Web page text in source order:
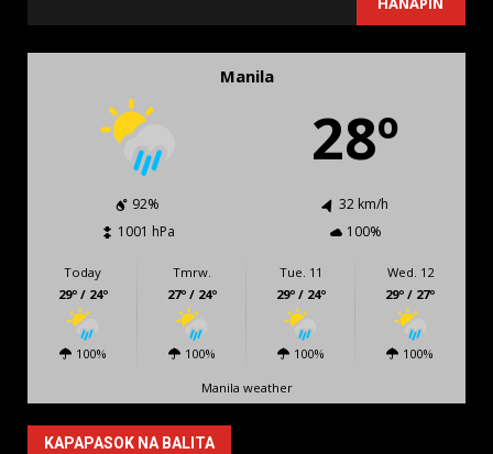
Manila
28º
92%
32 km/h
1001 hPa
100%
Today
29º / 24º
100%
Tmrw.
27º / 24º
100%
Tue. 11
29º / 24º
100%
Wed. 12
29º / 27º
100%
Manila weather
KAPAPASOK NA BALITA